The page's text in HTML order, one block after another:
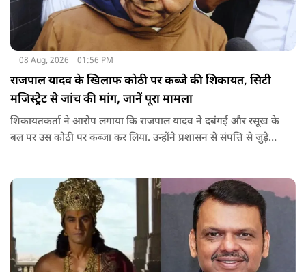
08 Aug, 2026 01:56 PM
राजपाल यादव के खिलाफ कोठी पर कब्जे की शिकायत, सिटी
मजिस्ट्रेट से जांच की मांग, जानें पूरा मामला
शिकायतकर्ता ने आरोप लगाया कि राजपाल यादव ने दबंगई और रसूख के
बल पर उस कोठी पर कब्जा कर लिया. उन्होंने प्रशासन से संपत्ति से जुड़े